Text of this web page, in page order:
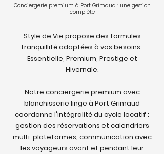
Conciergerie premium à Port Grimaud : une gestion
complète
Style de Vie propose des formules
Tranquillité adaptées à vos besoins :
Essentielle, Premium, Prestige et
Hivernale.
Notre conciergerie premium avec
blanchisserie linge à Port Grimaud
coordonne l'intégralité du cycle locatif :
gestion des réservations et calendriers
multi-plateformes, communication avec
les voyageurs avant et pendant leur